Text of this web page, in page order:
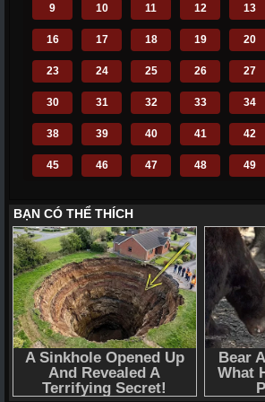
9 10 11 12 13
16 17 18 19 20
23 24 25 26 27
30 31 32 33 34
38 39 40 41 42
45 46 47 48 49
59 60 61 62 63
66 67 68 69 70
110 111 112 113 114
117 118 119 120 121
124 125 126 128
131 132 133 135